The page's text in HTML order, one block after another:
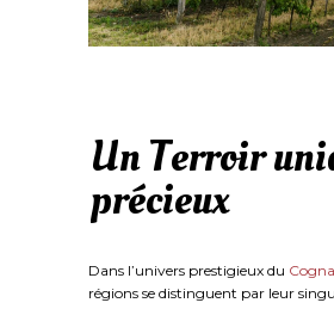
Un Terroir
précieux
Dans l’univers prestigieux du
régions se distinguent par leur